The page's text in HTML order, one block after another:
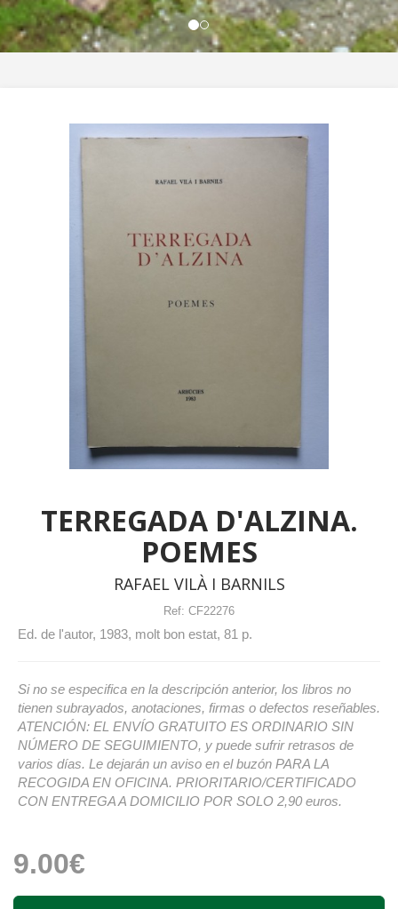
TERREGADA D'ALZINA.
POEMES
RAFAEL VILÀ I BARNILS
Ref: CF22276
Ed. de l'autor, 1983, molt bon estat, 81 p.
Si no se especifica en la descripción anterior, los libros no
tienen subrayados, anotaciones, firmas o defectos reseñables.
ATENCIÓN: EL ENVÍO GRATUITO ES ORDINARIO SIN
NÚMERO DE SEGUIMIENTO, y puede sufrir retrasos de
varios días. Le dejarán un aviso en el buzón PARA LA
RECOGIDA EN OFICINA. PRIORITARIO/CERTIFICADO
CON ENTREGA A DOMICILIO POR SOLO 2,90 euros.
9.00€